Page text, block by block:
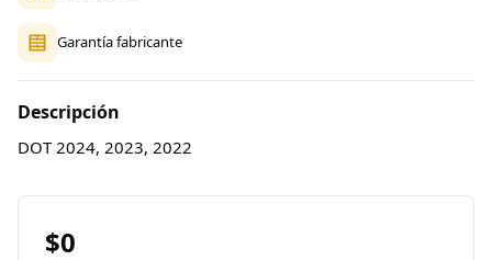
Garantía fabricante
Descripción
DOT 2024, 2023, 2022
$0